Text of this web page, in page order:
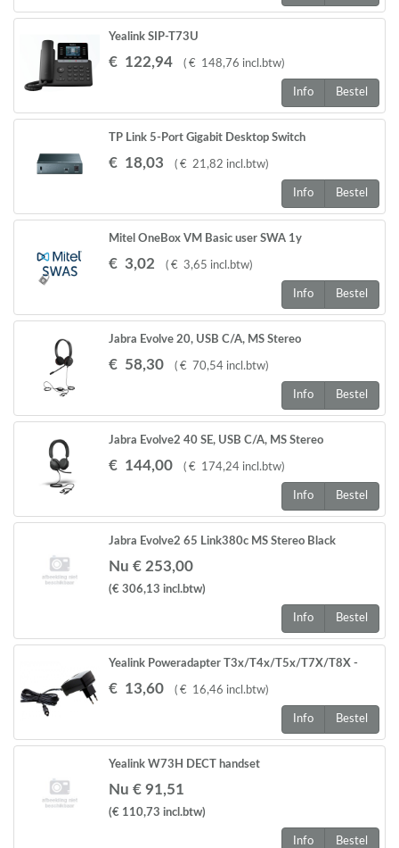
Yealink SIP-T73U
€ 122,94 ( € 148,76 incl.btw)
Info Bestel
TP Link 5-Port Gigabit Desktop Switch
€ 18,03 ( € 21,82 incl.btw)
Info Bestel
Mitel OneBox VM Basic user SWA 1y
€ 3,02 ( € 3,65 incl.btw)
Info Bestel
Jabra Evolve 20, USB C/A, MS Stereo
€ 58,30 ( € 70,54 incl.btw)
Info Bestel
Jabra Evolve2 40 SE, USB C/A, MS Stereo
€ 144,00 ( € 174,24 incl.btw)
Info Bestel
Jabra Evolve2 65 Link380c MS Stereo Black
Nu € 253,00
(€ 306,13 incl.btw)
Info Bestel
Yealink Poweradapter T3x/T4x/T5x/T7X/T8X -
€ 13,60 ( € 16,46 incl.btw)
Info Bestel
Yealink W73H DECT handset
Nu € 91,51
(€ 110,73 incl.btw)
Info Bestel